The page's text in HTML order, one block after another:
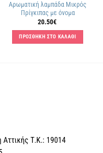
Αρωματική λαμπάδα Μικρός
Πρίγκιπας με όνομα
20.50€
ΠΡΟΣΘΗΚΗ ΣΤΟ ΚΑΛΑΘΙ
Τ.Κ.: 19014